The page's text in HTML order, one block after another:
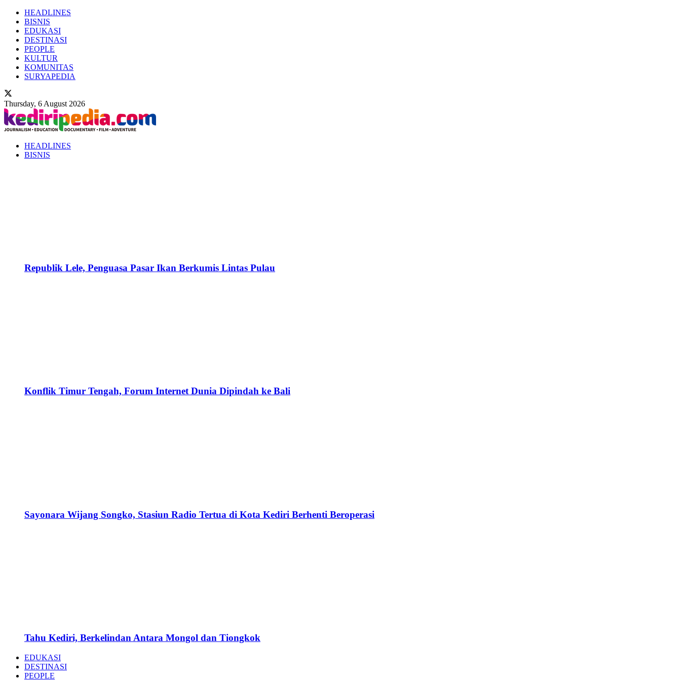
HEADLINES
BISNIS
EDUKASI
DESTINASI
PEOPLE
KULTUR
KOMUNITAS
SURYAPEDIA
Thursday, 6 August 2026
HEADLINES
BISNIS
Republik Lele, Penguasa Pasar Ikan Berkumis Lintas Pulau
Konflik Timur Tengah, Forum Internet Dunia Dipindah ke Bali
Sayonara Wijang Songko, Stasiun Radio Tertua di Kota Kediri Berhenti Beroperasi
Tahu Kediri, Berkelindan Antara Mongol dan Tiongkok
EDUKASI
DESTINASI
PEOPLE